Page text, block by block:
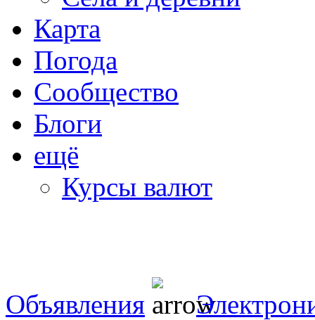
Карта
Погода
Сообщество
Блоги
ещё
Курсы валют
Объявления